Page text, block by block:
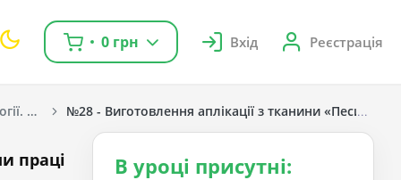
0 грн Вхід Реєстрація
Дизайн та технології. Гільберг Т. Г., Тарнавська С. С., Гнатюк О. В., Павич Н. М. 1 клас. [2018-2022] №28 - Виготовлення аплікації з тканини «Песик».
праці
В уроці присутні: